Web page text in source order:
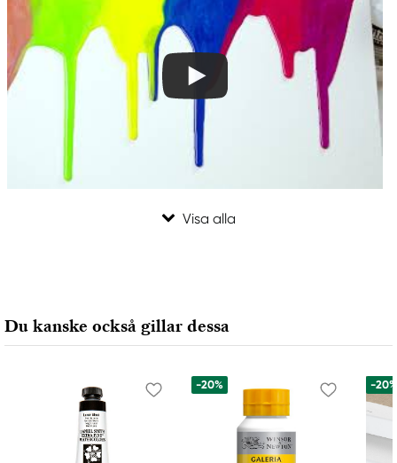
Du kanske också gillar dessa
-20% -